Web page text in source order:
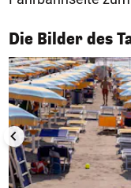
Die Bilder des
1/50